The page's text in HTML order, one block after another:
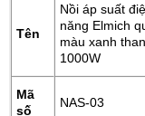
Tên
Nồi áp suất
năng Elmich
màu xanh than
1000W
Mã
số
NAS-03